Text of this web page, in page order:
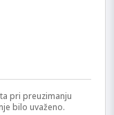
pri preuzimanju
bilo uvaženo.